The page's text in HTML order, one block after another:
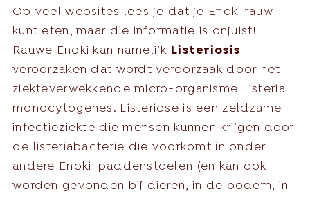
Op veel websites lees je dat je Enoki rauw
kunt eten, maar die informatie is onjuist!
Rauwe Enoki kan namelijk Listeriosis
veroorzaken dat wordt veroorzaak door het
ziekteverwekkende micro-organisme Listeria
monocytogenes. Listeriose is een zeldzame
infectieziekte die mensen kunnen krijgen door
de listeriabacterie die voorkomt in onder
andere Enoki-paddenstoelen (en kan ook
worden gevonden bij dieren, in de bodem, in